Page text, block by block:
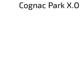
Cognac Park